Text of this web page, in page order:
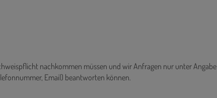
nachkommen müssen und wir Anfragen nur unter Angabe
Email) beantworten können.